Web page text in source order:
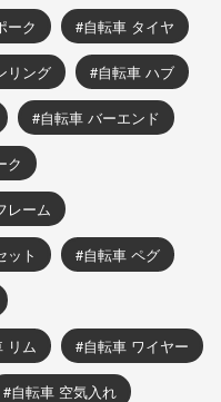
ーク 自転車 タイヤ
リング 自転車 ハブ
自転車 バーエンド
ク
レーム
ット 自転車 ペグ
リム 自転車 ワイヤー
自転車 空気入れ